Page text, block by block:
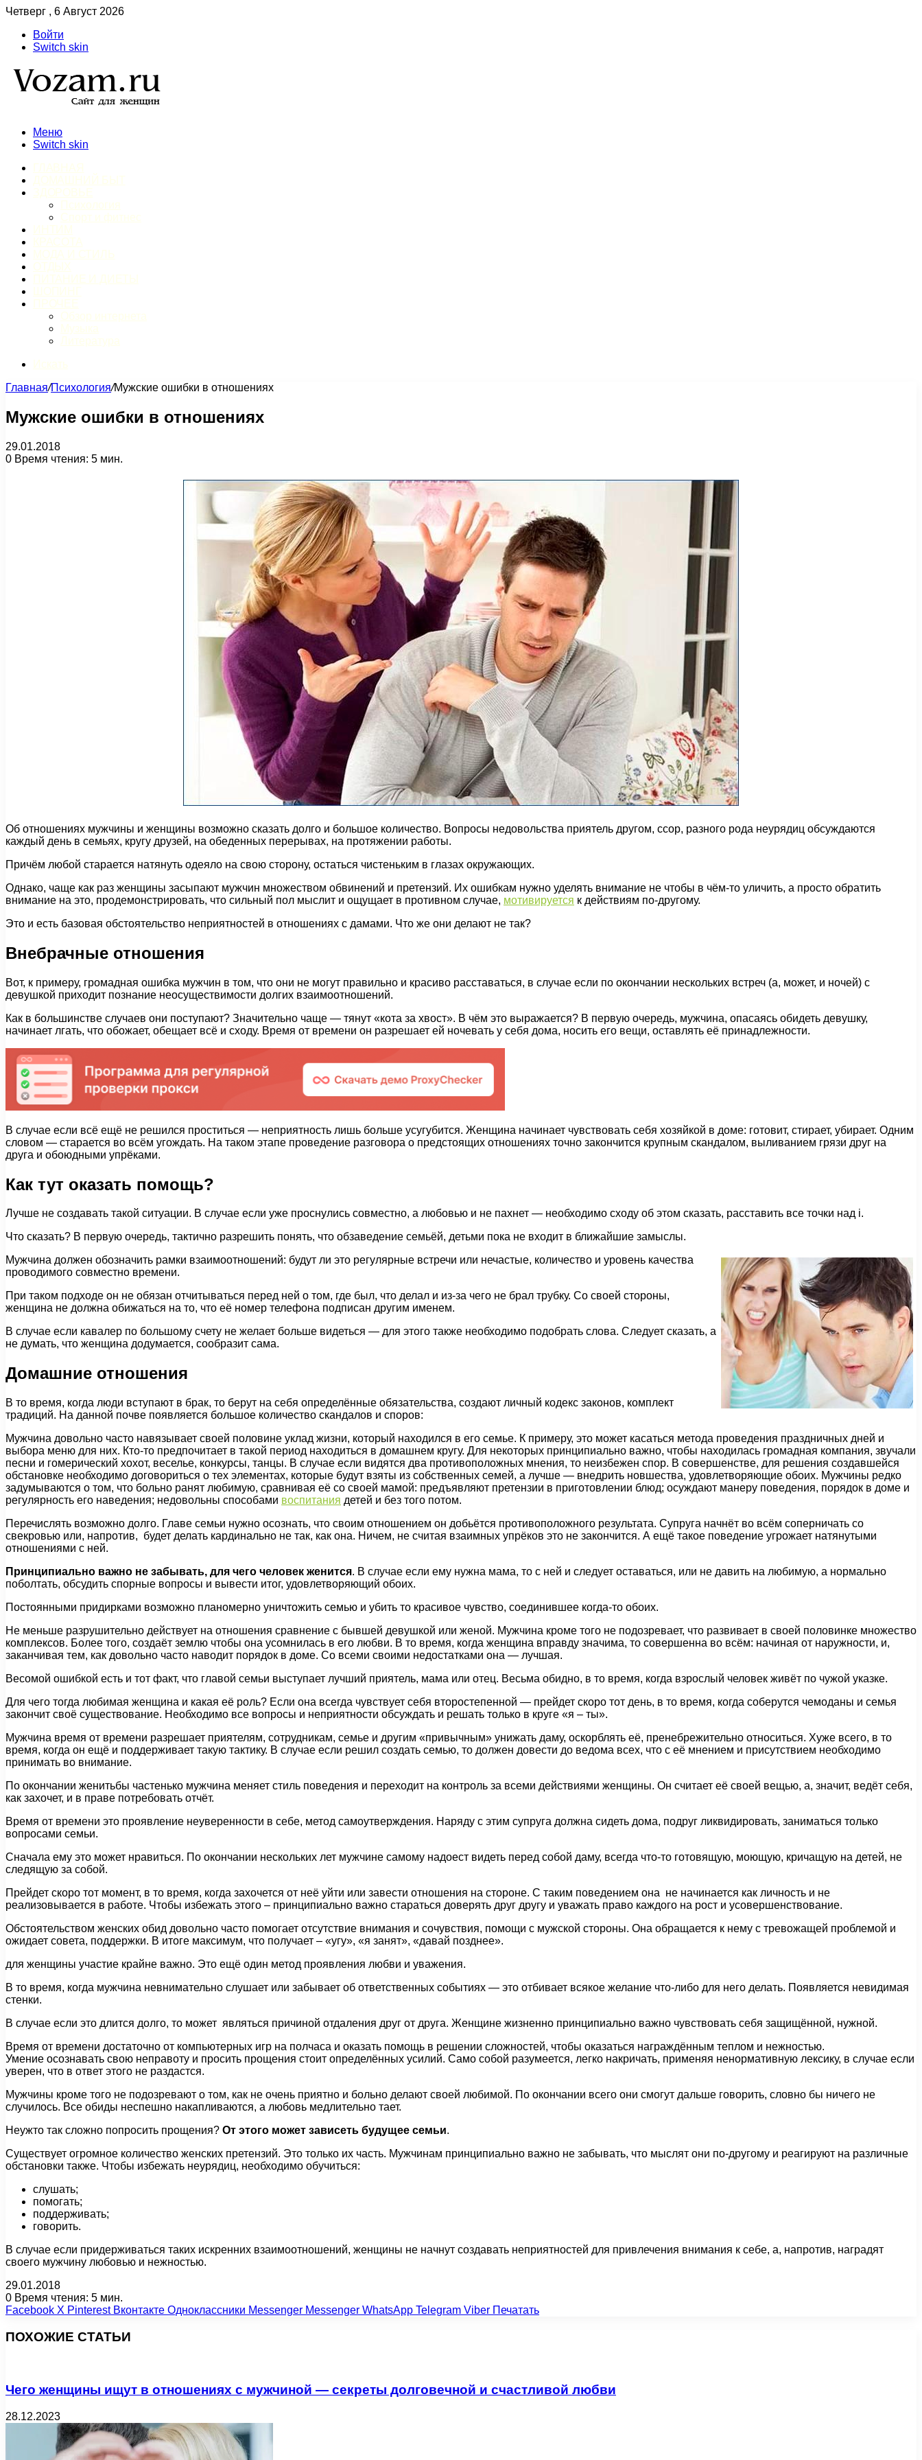
Четверг , 6 Август 2026
Войти
Switch skin
Меню
Switch skin
Главная/Психология/Мужские ошибки в отношениях
Мужские ошибки в отношениях
29.01.2018
0 Время чтения: 5 мин.
Об отношениях мужчины и женщины возможно сказать долго и большое количество. Вопросы недовольства приятель другом, ссор, разного рода неурядиц обсуждаются
каждый день в семьях, кругу друзей, на обеденных перерывах, на протяжении работы.
Причём любой старается натянуть одеяло на свою сторону, остаться чистеньким в глазах окружающих.
Однако, чаще как раз женщины засыпают мужчин множеством обвинений и претензий. Их ошибкам нужно уделять внимание не чтобы в чём-то уличить, а просто обратить
внимание на это, продемонстрировать, что сильный пол мыслит и ощущает в противном случае, мотивируется к действиям по-другому.
Это и есть базовая обстоятельство неприятностей в отношениях с дамами. Что же они делают не так?
Внебрачные отношения
Вот, к примеру, громадная ошибка мужчин в том, что они не могут правильно и красиво расставаться, в случае если по окончании нескольких встреч (а, может, и ночей) с
девушкой приходит познание неосуществимости долгих взаимоотношений.
Как в большинстве случаев они поступают? Значительно чаще — тянут «кота за хвост». В чём это выражается? В первую очередь, мужчина, опасаясь обидеть девушку,
начинает лгать, что обожает, обещает всё и сходу. Время от времени он разрешает ей ночевать у себя дома, носить его вещи, оставлять её принадлежности.
В случае если всё ещё не решился проститься — неприятность лишь больше усугубится. Женщина начинает чувствовать себя хозяйкой в доме: готовит, стирает, убирает. Одним
словом — старается во всём угождать. На таком этапе проведение разговора о предстоящих отношениях точно закончится крупным скандалом, выливанием грязи друг на
друга и обоюдными упрёками.
Как тут оказать помощь?
Лучше не создавать такой ситуации. В случае если уже проснулись совместно, а любовью и не пахнет — необходимо сходу об этом сказать, расставить все точки над і.
Что сказать? В первую очередь, тактично разрешить понять, что обзаведение семьёй, детьми пока не входит в ближайшие замыслы.
Мужчина должен обозначить рамки взаимоотношений: будут ли это регулярные встречи или нечастые, количество и уровень качества
проводимого совместно времени.
При таком подходе он не обязан отчитываться перед ней о том, где был, что делал и из-за чего не брал трубку. Со своей стороны,
женщина не должна обижаться на то, что её номер телефона подписан другим именем.
В случае если кавалер по большому счету не желает больше видеться — для этого также необходимо подобрать слова. Следует сказать, а
не думать, что женщина додумается, сообразит сама.
Домашние отношения
В то время, когда люди вступают в брак, то берут на себя определённые обязательства, создают личный кодекс законов, комплект
традиций. На данной почве появляется большое количество скандалов и споров:
Мужчина довольно часто навязывает своей половине уклад жизни, который находился в его семье. К примеру, это может касаться метода проведения праздничных дней и
выбора меню для них. Кто-то предпочитает в такой период находиться в домашнем кругу. Для некоторых принципиально важно, чтобы находилась громадная компания, звучали
песни и гомерический хохот, веселье, конкурсы, танцы. В случае если видятся два противоположных мнения, то неизбежен спор. В совершенстве, для решения создавшейся
обстановке необходимо договориться о тех элементах, которые будут взяты из собственных семей, а лучше — внедрить новшества, удовлетворяющие обоих. Мужчины редко
задумываются о том, что больно ранят любимую, сравнивая её со своей мамой: предъявляют претензии в приготовлении блюд; осуждают манеру поведения, порядок в доме и
регулярность его наведе­ния; недовольны способами воспитания детей и без того потом.
Перечислять возможно долго. Главе семьи нужно осознать, что своим отношением он добьётся противоположного результата. Супруга начнёт во всём соперничать со
свекровью или, напротив, будет делать кардинально не так, как она. Ничем, не считая взаимных упрёков это не закончится. А ещё такое поведение угрожает натянутыми
отношениями с ней.
Принципиально важно не забывать, для чего человек женится. В случае если ему нужна мама, то с ней и следует оставаться, или не давить на любимую, а нормально
поболтать, обсудить спорные вопросы и вывести итог, удовлетворяющий обоих.
Постоянными придирками возможно планомерно уничтожить семью и убить то красивое чувство, соединившее когда-то обоих.
Не меньше разрушительно действует на отношения сравнение с бывшей дев­уш­кой или женой. Мужчина кроме того не подозревает, что развивает в своей половинке множество
комплексов. Более того, создаёт землю чтобы она усомнилась в его любви. В то время, когда женщина вправду значима, то совершенна во всём: начиная от наружности, и,
заканчивая тем, как довольно часто наводит порядок в доме. Со всеми своими недостатками она — лучшая.
Весомой ошибкой есть и тот факт, что главой семьи выступает лучший приятель, мама или отец. Весьма обидно, в то время, когда взрослый человек живёт по чужой указке.
Для чего тогда любимая женщина и какая её роль? Если она всегда чувствует себя второстепенной — прейдет скоро тот день, в то время, когда соберутся чемоданы и семья
закончит своё существование. Необходимо все вопросы и неприятности обсуждать и решать только в круге «я – ты».
Мужчина время от времени разрешает приятелям, сотрудникам, семье и другим «привычным» унижать даму, оскорблять её, пренебрежительно относиться. Хуже всего, в то
время, когда он ещё и поддерживает такую тактику. В случае если решил создать семью, то должен довести до ведома всех, что с её мнением и присутствием необходимо
принимать во внимание.
По окончании женитьбы частенько мужчина меняет стиль поведения и переходит на контроль за всеми действиями женщины. Он считает её своей вещью, а, значит, ведёт себя,
как захочет, и в праве потребовать отчёт.
Время от времени это проявление неуверенности в себе, метод самоутверждения. Наряду с этим супруга должна сидеть дома, подруг ликвидировать, заниматься только
вопросами семьи.
Сначала ему это может нравиться. По окончании нескольких лет мужчине самому надоест видеть перед собой даму, всегда что-то готовящую, моющую, кричащую на детей, не
следящую за собой.
Прейдет скоро тот момент, в то время, когда захочется от неё уйти или завести отношения на стороне. С таким поведением она не начинается как личность и не
реализовывается в работе. Чтобы избежать этого – принципиально важно стараться доверять друг другу и уважать право каждого на рост и усовершенствование.
Обстоятельством женских обид довольно часто помогает отсутствие внимания и сочувствия, помощи с мужской стороны. Она обращается к нему с тревожащей проблемой и
ожидает совета, поддержки. В итоге максимум, что получает – «угу», «я занят», «давай позднее».
для женщины участие крайне важно. Это ещё один метод проявления любви и уважения.
В то время, когда мужчина невнимательно слушает или забывает об ответственных событиях — это отбивает всякое желание что-либо для него делать. Появляется невидимая
стенки.
В случае если это длится долго, то может являться причиной отдаления друг от друга. Женщине жизненно принципиально важно чувствовать себя защищённой, нужной.
Время от времени достаточно от компьютерных игр на полчаса и оказать помощь в решении сложностей, чтобы оказаться награждённым теплом и нежностью.
Умение осознавать свою неправоту и просить прощения стоит определённых усилий. Само собой разумеется, легко накричать, применяя ненормативную лексику, в случае если
уверен, что в ответ этого не раздастся.
Мужчины кроме того не подозревают о том, как не очень приятно и больно делают своей любимой. По окончании всего они смогут дальше говорить, словно бы ничего не
случилось. Все обиды неспешно накапливаются, а любовь медлительно тает.
Неужто так сложно попросить прощения? От этого может зависеть будущее семьи.
Существует огромное количество женских претензий. Это только их часть. Мужчинам принципиально важно не забывать, что мыслят они по-другому и реагируют на различные
обстановки также. Чтобы избежать неурядиц, необходимо обучиться:
слушать;
помогать;
поддерживать;
говорить.
В случае если придерживаться таких искренних взаимоотношений, женщины не начнут создавать неприятностей для привлечения внимания к себе, а, напротив, наградят
своего мужчину любовью и нежностью.
29.01.2018
0 Время чтения: 5 мин.
Facebook X Pinterest Вконтакте Одноклассники Messenger Messenger WhatsApp Telegram Viber Печатать
ПОХОЖИЕ СТАТЬИ
Чего женщины ищут в отношениях с мужчиной — секреты долговечной и счастливой любви
28.12.2023